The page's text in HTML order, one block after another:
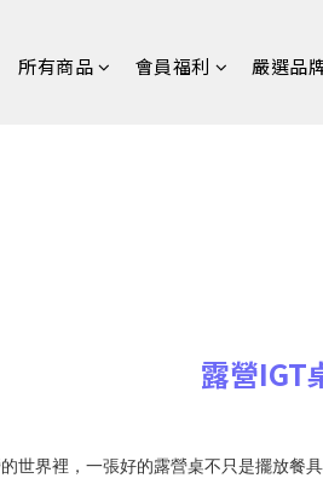
所有商品 會員福利 嚴選品
露營IGT
世界裡，一張好的露營桌不只是擺放餐